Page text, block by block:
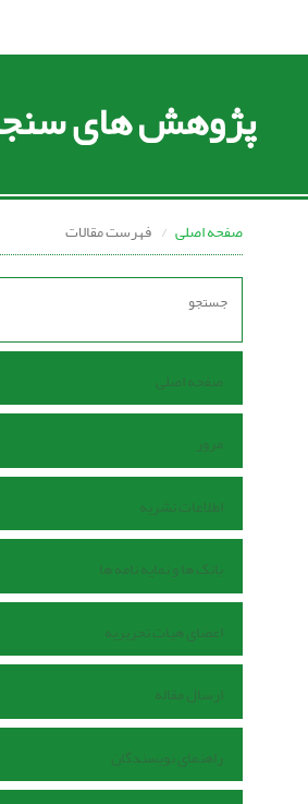
پژوهش های
صفحه اصلی فهرست مقالات
صفحه اصلی
مرور
اطلاعات نشریه
بانک ها و نمایه نامه ها
اعضای هیات تحریریه
ارسال مقاله
راهنمای نویسندگان